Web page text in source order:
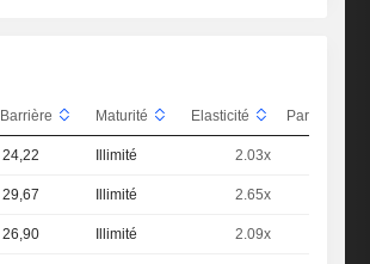
Barrière Maturité Elasticité Parité
24,22 Illimité 2.03x
29,67 Illimité 2.65x
26,90 Illimité 2.09x